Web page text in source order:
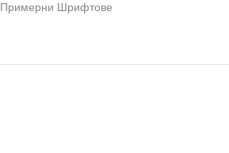
Примерни Шрифтове